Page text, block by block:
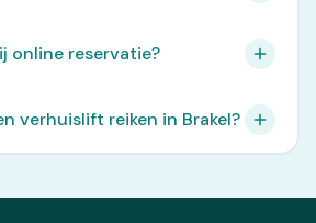
online reservatie?
verhuislift reiken in Brakel?